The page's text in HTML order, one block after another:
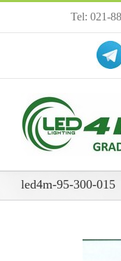
Tel: 021-
led4m-95-300-015